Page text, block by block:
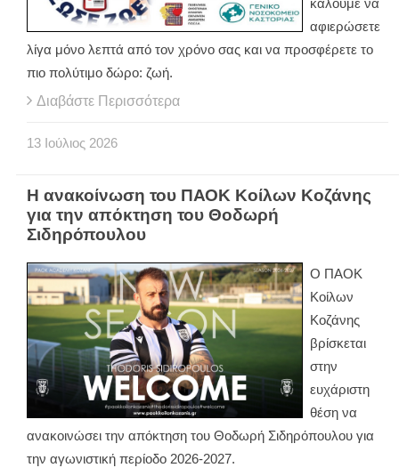
καλούμε να
αφιερώσετε
λίγα μόνο λεπτά από τον χρόνο σας και να προσφέρετε το
πιο πολύτιμο δώρο: ζωή.
Διαβάστε Περισσότερα
13 Ιούλιος 2026
Η ανακοίνωση του ΠΑΟΚ Κοίλων Κοζάνης
για την απόκτηση του Θοδωρή
Σιδηρόπουλου
Ο ΠΑΟΚ
Κοίλων
Κοζάνης
βρίσκεται
στην
ευχάριστη
θέση να
ανακοινώσει την απόκτηση του Θοδωρή Σιδηρόπουλου για
την αγωνιστική περίοδο 2026-2027.